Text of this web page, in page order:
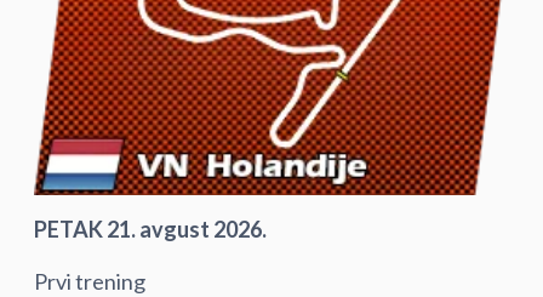
PETAK 21. avgust 2026.
Prvi trening